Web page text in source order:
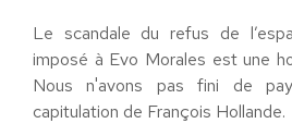
Le scandale du refus de
imposé à Evo Morales est une
Nous n'avons pas fini de
capitulation de François Hollande.